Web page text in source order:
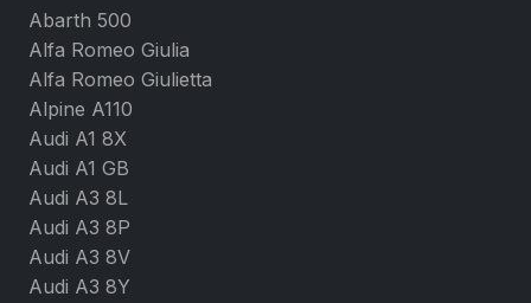
Abarth 500
Alfa Romeo Giulia
Alfa Romeo Giulietta
Alpine A110
Audi A1 8X
Audi A1 GB
Audi A3 8L
Audi A3 8P
Audi A3 8V
Audi A3 8Y